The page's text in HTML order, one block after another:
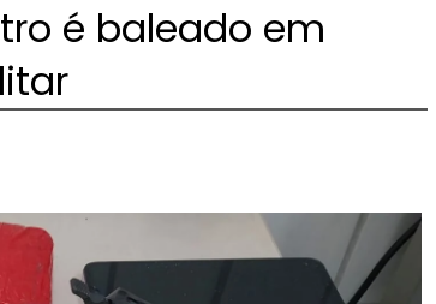
é baleado em